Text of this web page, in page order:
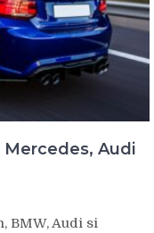
Audi
BMW, Audi si